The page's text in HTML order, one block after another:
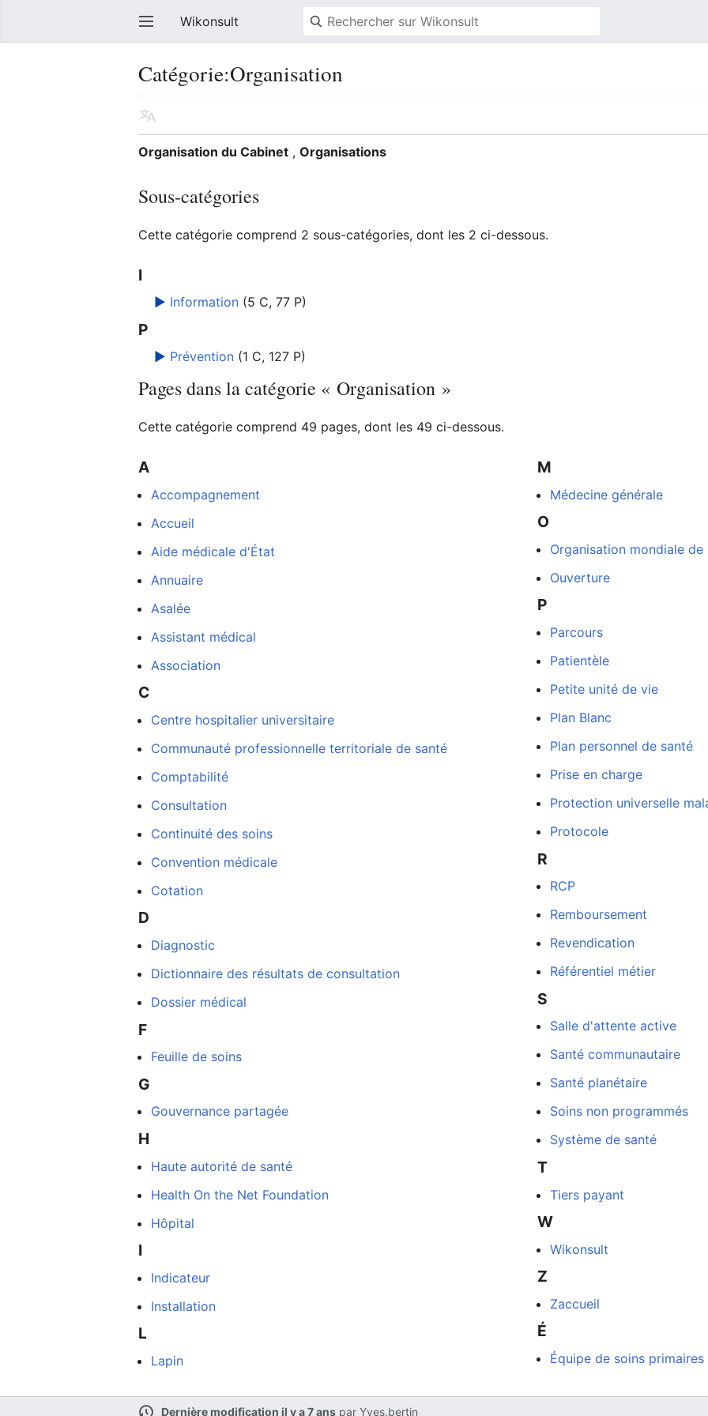
Ouvrir le menu principal
Wikonsult
Catégorie:Organisation
Lire
dans
Organisation du Cabinet ,Organisations
Sous-catégories
Cette catégorie comprend 2 sous-catégories, dont les 2 ci-dessous.
I
► Information (5 C, 77 P)
P
► Prévention (1 C, 127 P)
Pages dans la catégorie « Organisation »
Cette catégorie comprend 49 pages, dont les 49 ci-dessous.
A
Accompagnement
Accueil
Aide médicale d'État
Annuaire
Asalée
Assistant médical
Association
C
Centre hospitalier universitaire
Communauté professionnelle territoriale de santé
Comptabilité
Consultation
Continuité des soins
Convention médicale
Cotation
D
Diagnostic
Dictionnaire des résultats de consultation
Dossier médical
F
Feuille de soins
G
Gouvernance partagée
H
Haute autorité de santé
Health On the Net Foundation
Hôpital
I
Indicateur
Installation
L
Lapin
M
Médecine générale
O
Organisation mondiale de
Ouverture
P
Parcours
Patientèle
Petite unité de vie
Plan Blanc
Plan personnel de santé
Prise en charge
Protection universelle
Protocole
R
RCP
Remboursement
Revendication
Référentiel métier
S
Salle d'attente active
Santé communautaire
Santé planétaire
Soins non programmés
Système de santé
T
Tiers payant
W
Wikonsult
Z
Zaccueil
É
Équipe de soins primaires
Dernière modification il y a 7 ans parYves.bertin